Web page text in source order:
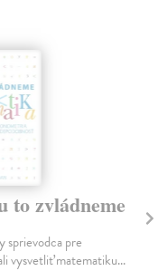
pre
matematiku...